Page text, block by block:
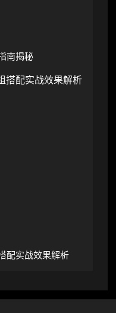
南揭秘
配实战效果解析